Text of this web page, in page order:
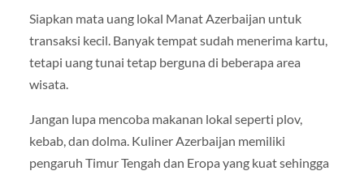
Siapkan mata uang lokal Manat Azerbaijan untuk
transaksi kecil. Banyak tempat sudah menerima kartu,
tetapi uang tunai tetap berguna di beberapa area
wisata.
Jangan lupa mencoba makanan lokal seperti plov,
kebab, dan dolma. Kuliner Azerbaijan memiliki
pengaruh Timur Tengah dan Eropa yang kuat sehingga